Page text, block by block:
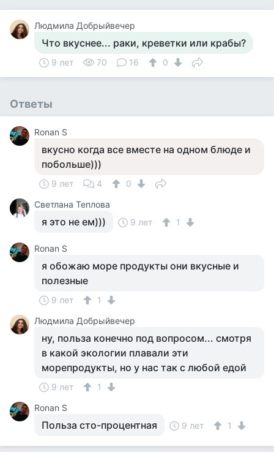
Людмила Добрыйвечер
Что вкуснее... раки, креветки или крабы?
9 лет 70 16 0
Ответы
Ronan S
вкусно когда все вместе на одном блюде и
побольше)))
9 лет 4
0
Светлана Теплова
я это не ем))) 9 лет 1
Ronan S
я обожаю море продукты они вкусные и
полезные
9 лет
1
Людмила Добрыйвечер
ну, польза конечно под вопросом... смотря
в какой экологии плавали эти
морепродукты, но у нас так с любой едой
9 лет
1
Ronan S
Польза сто-процентная 9 лет 1